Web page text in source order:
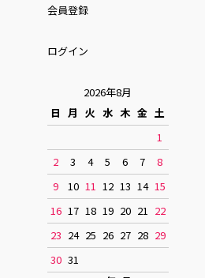
会員登録
ログイン
2026年8月
日 月 火 水 木 金 土
1
2
3 4 5 6 7
8
9
10 11 12 13 14 15
16 17 18 19 20 21 22
23 24 25 26 27 28 29
30 31